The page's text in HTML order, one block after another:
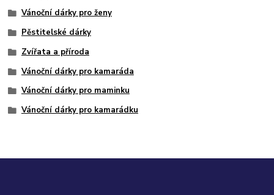
Vánoční dárky pro ženy
Pěstitelské dárky
Zvířata a příroda
Vánoční dárky pro kamaráda
Vánoční dárky pro maminku
Vánoční dárky pro kamarádku